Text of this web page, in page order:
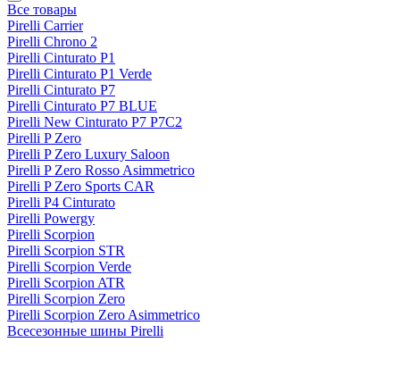
Все товары
Pirelli Carrier
Pirelli Chrono 2
Pirelli Cinturato P1
Pirelli Cinturato P1 Verde
Pirelli Cinturato P7
Pirelli Cinturato P7 BLUE
Pirelli New Cinturato P7 P7C2
Pirelli P Zero
Pirelli P Zero Luxury Saloon
Pirelli P Zero Rosso Asimmetrico
Pirelli P Zero Sports CAR
Pirelli P4 Cinturato
Pirelli Powergy
Pirelli Scorpion
Pirelli Scorpion STR
Pirelli Scorpion Verde
Pirelli Scorpion ATR
Pirelli Scorpion Zero
Pirelli Scorpion Zero Asimmetrico
Всесезонные шины Pirelli